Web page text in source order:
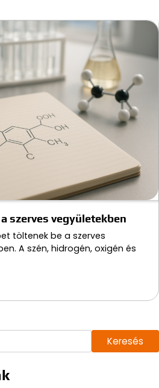
szerves vegyületekben
töltenek be a szerves
A szén, hidrogén, oxigén és
Keresés